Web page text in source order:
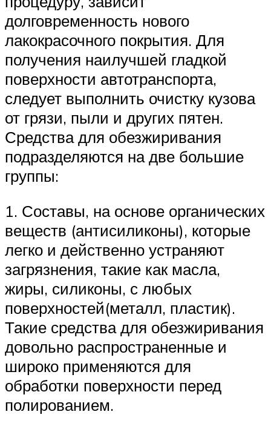
долговременность нового
лакокрасочного покрытия. Для
получения наилучшей гладкой
поверхности автотранспорта,
следует выполнить очистку кузова
от грязи, пыли и других пятен.
Средства для обезжиривания
подразделяются на две большие
группы:
1. Составы, на основе органических
веществ (антисиликоны), которые
легко и действенно устраняют
загрязнения, такие как масла,
жиры, силиконы, с любых
поверхностей(металл, пластик).
Такие средства для обезжиривания
довольно распространенные и
широко применяются для
обработки поверхности перед
полированием.